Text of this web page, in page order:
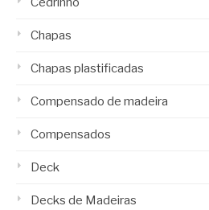
Chapas
Chapas plastificadas
Compensado de madeira
Compensados
Deck
Decks de Madeiras